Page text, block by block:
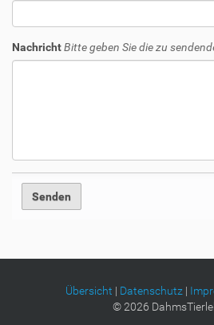
NachrichtBitte geben Sie die zu
Übersicht | Datenschutz|
©2026